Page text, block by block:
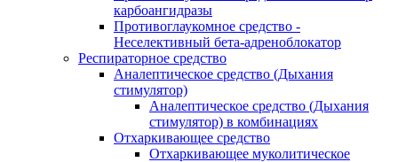
карбоангидразы
Противоглаукомное средство -
Неселективный бета-адреноблокатор
Респираторное средство
Аналептическое средство (Дыхания
стимулятор)
Аналептическое средство (Дыхания
стимулятор) в комбинациях
Отхаркивающее средство
Отхаркивающее муколитическое